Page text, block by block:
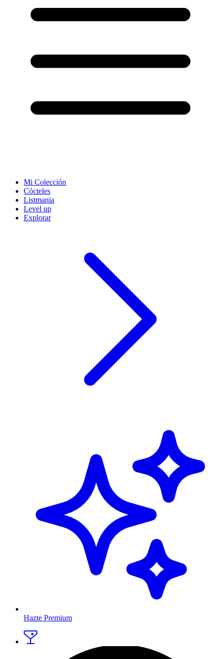
Mi Colección
Cócteles
Listmania
Level up
Explorar
Hazte Premium